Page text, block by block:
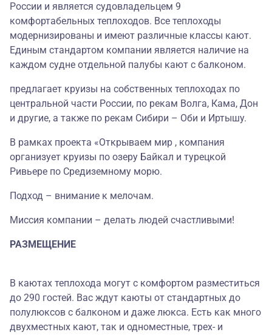
России и является судовладельцем 9
комфортабельных теплоходов. Все теплоходы
модернизированы и имеют различные классы кают.
Единым стандартом компании является наличие на
каждом судне отдельной палубы кают с балконом.
предлагает круизы на собственных теплоходах по
центральной части России, по рекам Волга, Кама, Дон
и другие, а также по рекам Сибири – Оби и Иртышу.
В рамках проекта «Открываем мир , компания
организует круизы по озеру Байкал и турецкой
Ривьере по Средиземному морю.
Подход – внимание к мелочам.
Миссия компании – делать людей счастливыми!
РАЗМЕЩЕНИЕ
В каютах теплохода могут с комфортом разместиться
до 290 гостей. Вас ждут каюты от стандартных до
полулюксов с балконом и даже люкса. Есть как много
двухместных кают, так и одноместные, трех- и